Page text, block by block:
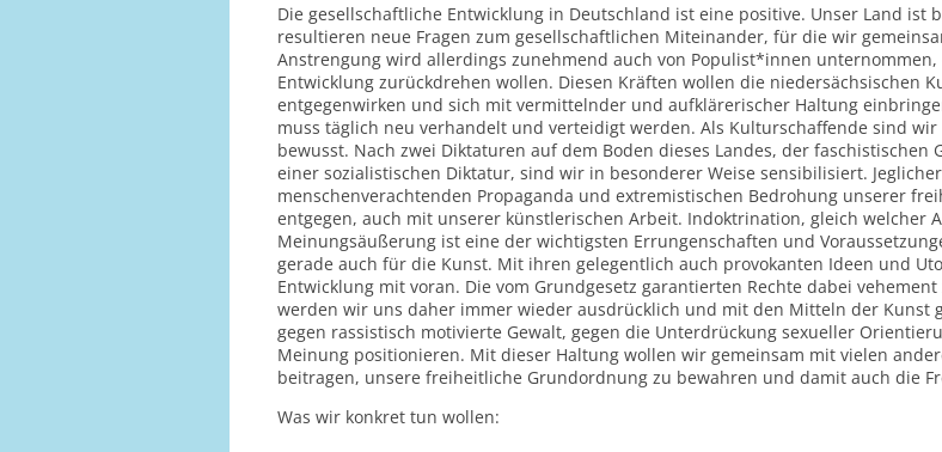
Die gesellschaftliche Entwicklung in Deutschland ist eine positive. Unser Land ist
resultieren neue Fragen zum gesellschaftlichen Miteinander, für die wir
Anstrengung wird allerdings zunehmend auch von Populist*innen
Entwicklung zurückdrehen wollen. Diesen Kräften wollen die niedersächsischen
entgegenwirken und sich mit vermittelnder und aufklärerischer Haltung
muss täglich neu verhandelt und verteidigt werden. Als Kulturschaffende sind
bewusst. Nach zwei Diktaturen auf dem Boden dieses Landes, der
einer sozialistischen Diktatur, sind wir in besonderer Weise sensibilisiert.
menschenverachtenden Propaganda und extremistischen Bedrohung unserer
entgegen, auch mit unserer künstlerischen Arbeit. Indoktrination, gleich welcher
Meinungsäußerung ist eine der wichtigsten Errungenschaften und
gerade auch für die Kunst. Mit ihren gelegentlich auch provokanten Ideen und
Entwicklung mit voran. Die vom Grundgesetz garantierten Rechte dabei
werden wir uns daher immer wieder ausdrücklich und mit den Mitteln der Kunst
gegen rassistisch motivierte Gewalt, gegen die Unterdrückung sexueller
Meinung positionieren. Mit dieser Haltung wollen wir gemeinsam mit vielen
beitragen, unsere freiheitliche Grundordnung zu bewahren und damit auch die
Was wir konkret tun wollen: